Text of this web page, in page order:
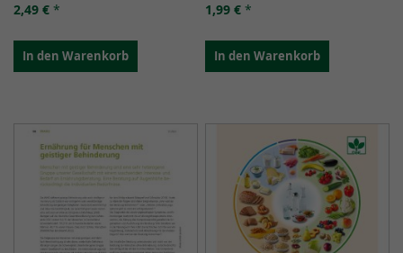
2,49 € *
In den Warenkorb
1,99 € *
In den Warenkorb